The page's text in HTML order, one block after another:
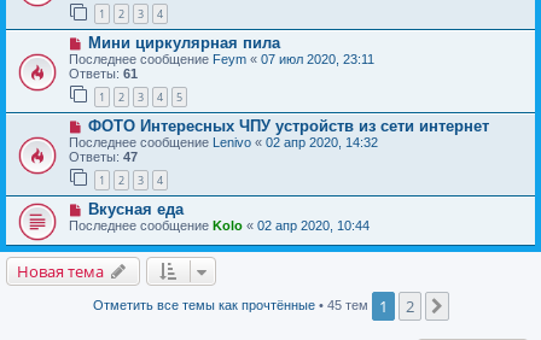
1 2 3 4
Мини циркулярная пила
Последнее сообщение Feym « 07 июл 2020, 23:11
Ответы: 61
1 2 3 4 5
ФОТО Интересных ЧПУ устройств из сети интернет
Последнее сообщение Lenivo « 02 апр 2020, 14:32
Ответы: 47
1 2 3 4
Вкусная еда
Последнее сообщение Kolo « 02 апр 2020, 10:44
Новая тема
Отметить все темы как прочтённые• 45 тем 1 2